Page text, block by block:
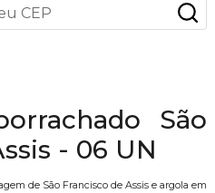
São
- 06 UN
de São Francisco de Assis e argola em